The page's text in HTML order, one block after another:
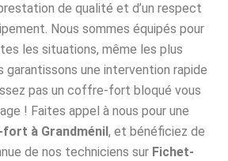
prestation de qualité et d’un respect
Nous sommes équipés pour
les situations, même les plus
garantissons une intervention rapide
pas un coffre-fort bloqué vous
! Faites appel à nous pour une
à Grandménil , et bénéficiez de
de nos techniciens sur Fichet-